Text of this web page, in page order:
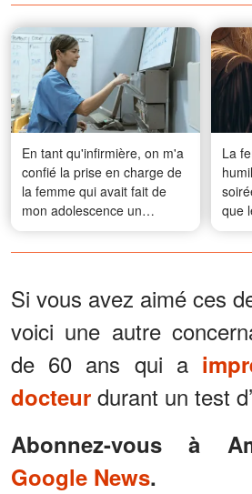
En tant qu'infirmière, on m'a
confié la prise en charge de
la femme qui avait fait de
mon adolescence un
véritable enfer – Lorsqu'elle
s'est rétablie, elle m'a dit : «
La
que
le
Si vous avez aimé ces
voici une autre
de 60 ans qui a
docteur durant un test
Abonnez-vous à
Google News.